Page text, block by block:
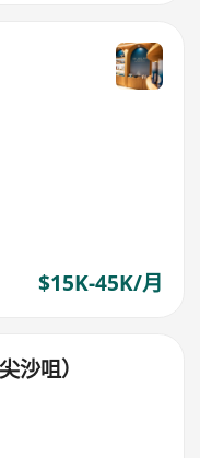
$15K-45K/月
沙咀）